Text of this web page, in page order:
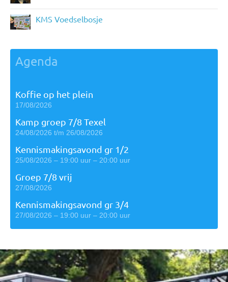
KMS Voedselbosje
Agenda
Koffie op het plein
17/08/2026
Kamp groep 7/8 Texel
24/08/2026 t/m 26/08/2026
Kennismakingsavond gr 1/2
25/08/2026 – 19:00 uur – 20:00 uur
Groep 7/8 vrij
27/08/2026
Kennismakingsavond gr 3/4
27/08/2026 – 19:00 uur – 20:00 uur